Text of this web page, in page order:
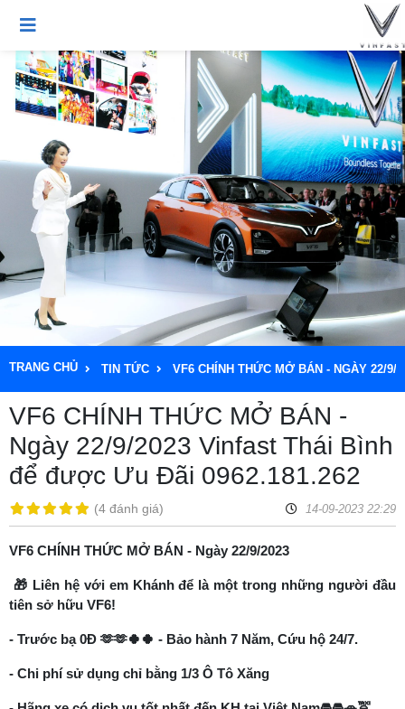
TRANG CHỦ TIN TỨC VF6 CHÍNH THỨC MỞ BÁN - NGÀY 22/
VF6 CHÍNH THỨC MỞ BÁN -
Ngày 22/9/2023 Vinfast Thái Bình
để được Ưu Đãi 0962.181.262
(4 đánh giá) 14-09-2023 22:29
VF6 CHÍNH THỨC MỞ BÁN - Ngày 22/9/2023
🎁 Liên hệ với em Khánh để là một trong những người đầu
tiên sở hữu VF6!
- Trước bạ 0Đ 🫶🫶🍀🍀 - Bảo hành 7 Năm, Cứu hộ 24/7.
- Chi phí sử dụng chỉ bằng 1/3 Ô Tô Xăng